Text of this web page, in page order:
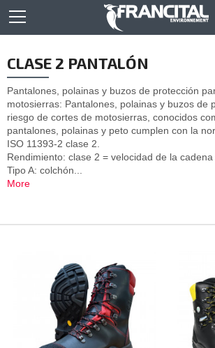
CLASE 2 PANTALÓN
Pantalones, polainas y buzos de protección
motosierras: Pantalones, polainas y buzos de
riesgo de cortes de motosierras, conocidos
pantalones, polainas y peto cumplen con la
ISO 11393-2 clase 2.
Rendimiento: clase 2 = velocidad de la
Tipo A: colchón...
More